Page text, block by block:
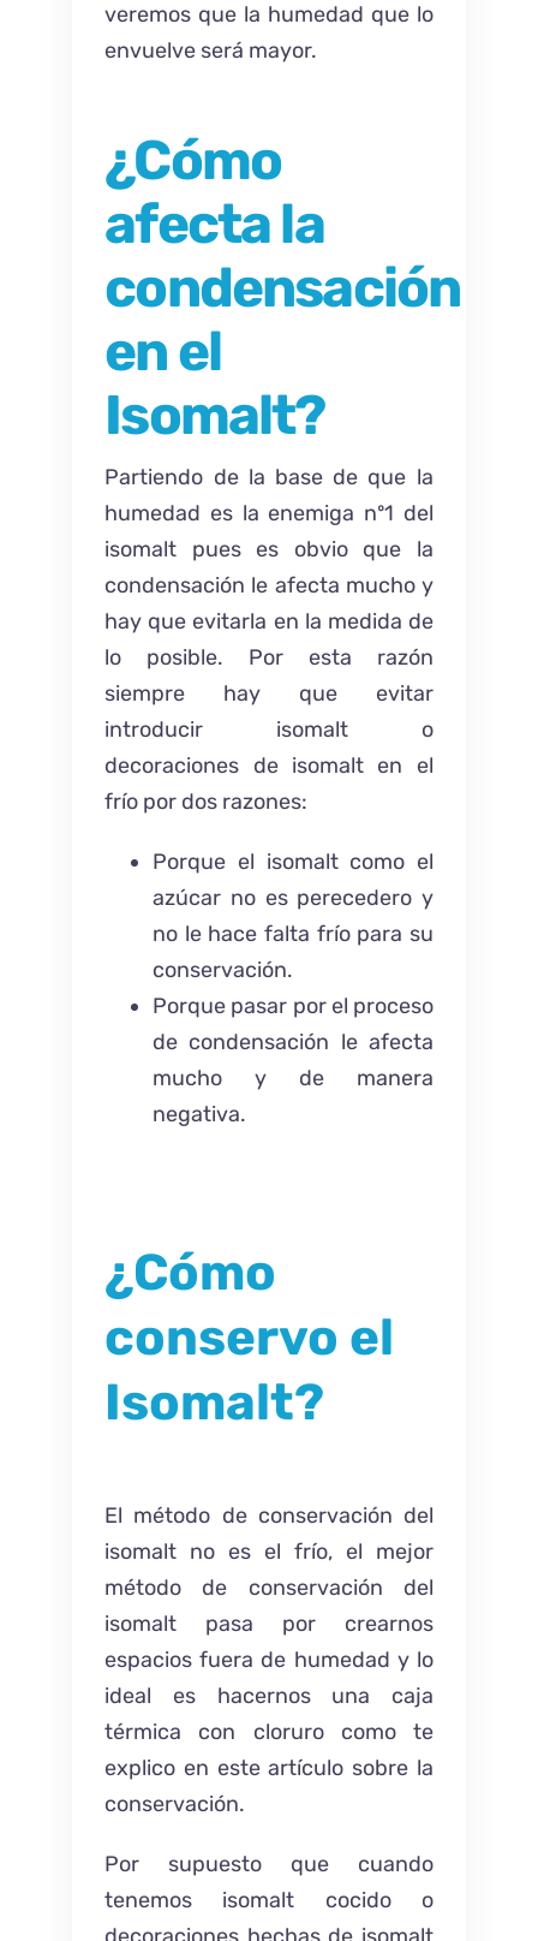
veremos que la humedad que lo
envuelve será mayor.
¿Cómo
afecta la
condensación
en el
Isomalt?
Partiendo de la base de que la
humedad es la enemiga nº1 del
isomalt pues es obvio que la
condensación le afecta mucho y
hay que evitarla en la medida de
lo posible. Por esta razón
siempre hay que evitar
introducir isomalt o
decoraciones de isomalt en el
frío por dos razones:
Porque el isomalt como el
azúcar no es perecedero y
no le hace falta frío para su
conservación.
Porque pasar por el proceso
de condensación le afecta
mucho y de manera
negativa.
¿Cómo
conservo el
Isomalt?
El método de conservación del
isomalt no es el frío, el mejor
método de conservación del
isomalt pasa por crearnos
espacios fuera de humedad y lo
ideal es hacernos una caja
térmica con cloruro como te
explico en este artículo sobre la
conservación.
Por supuesto que cuando
tenemos isomalt cocido o